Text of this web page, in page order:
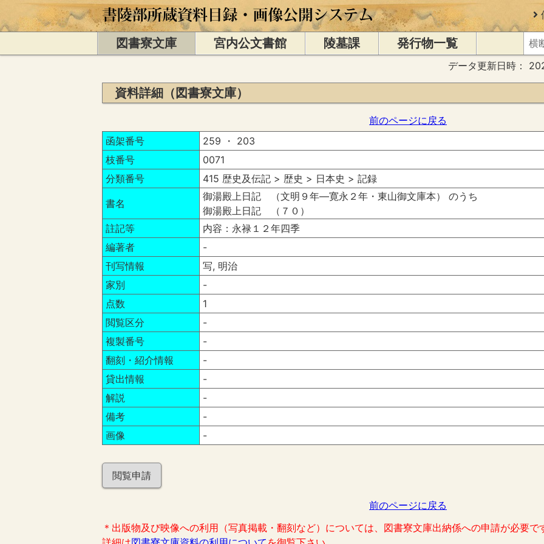
図書寮文庫 宮内公文書館 陵墓課 発行物一覧
データ更新日時：
資料詳細（図書寮文庫）
前のページに戻る
函架番号
259 ・ 203
枝番号
0071
分類番号
415 歴史及伝記 > 歴史 > 日本史 > 記録
書名
御湯殿上日記 （文明９年―寛永２年・東山御文庫本） のうち
御湯殿上日記 （７０）
註記等
内容：永禄１２年四季
編著者
-
刊写情報
写, 明治
家別
-
点数
1
閲覧区分
-
複製番号
-
翻刻・紹介情報
-
貸出情報
-
解説
-
備考
-
画像
-
閲覧申請
前のページに戻る
＊出版物及び映像への利用（写真掲載・翻刻など）については、図書寮文庫出納係への申請が必要で